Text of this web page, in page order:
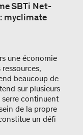
SBTi Net-
myclimate
une économie
beaucoup de
sur plusieurs
serre continuent
de la propre
un défi